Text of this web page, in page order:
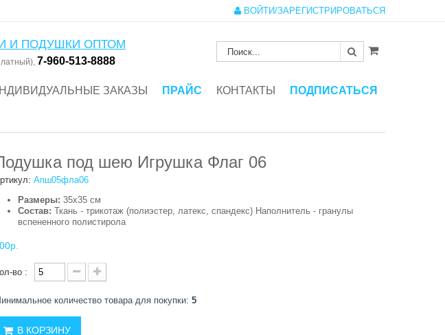
ВОЙТИ/ЗАРЕГИСТРИРОВАТЬСЯ
И ПОДУШКИ ОПТОМ
7-960-513-8888
ЗАКАЗЫ ПРАЙС КОНТАКТЫ ПОДПИСАТЬСЯ
под шею Игрушка Флаг 06
Апш05фла06
Размеры: 35х35 см
Состав: Ткань - трикотаж (полиэстер, латекс, спандекс) Наполнитель - гранулы
вспененного полистирола
во :
количество товара для покупки: 5
В КОРЗИНУ